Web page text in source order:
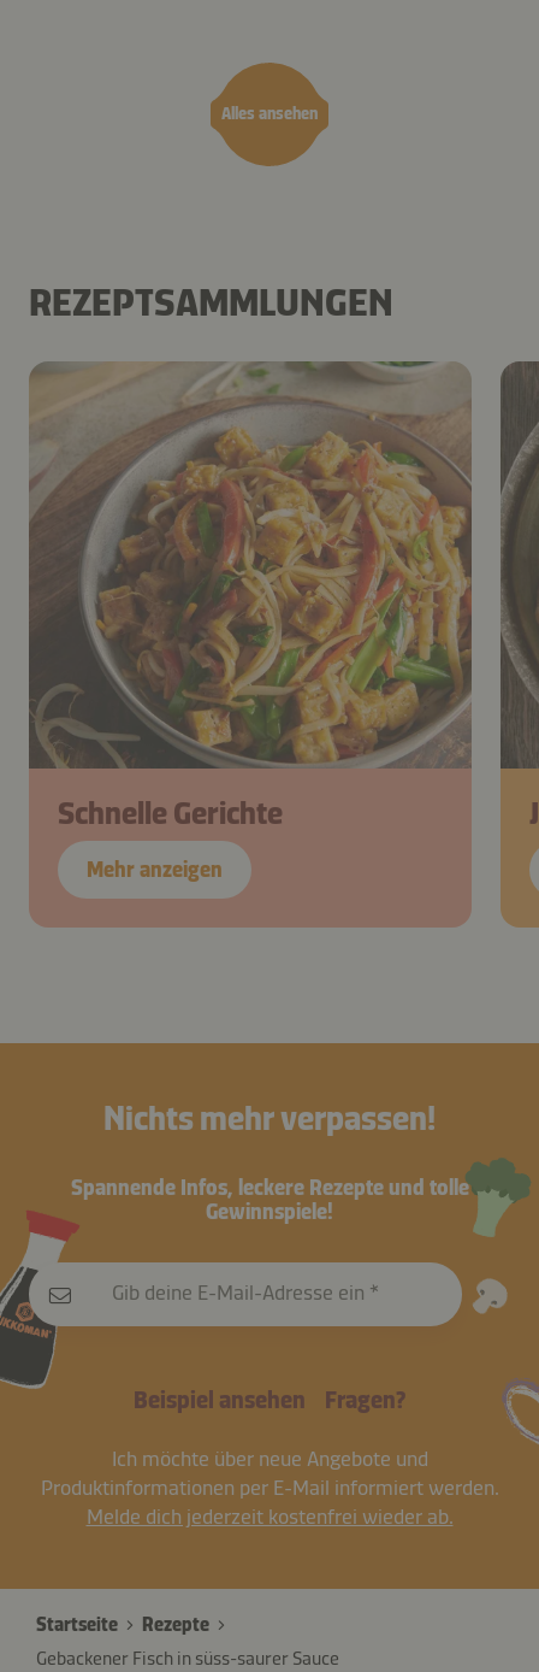
Alles ansehen
REZEPTSAMMLUNGEN
Schnelle Gerichte
Mehr anzeigen
Nichts mehr verpassen!
Spannende Infos, leckere Rezepte und tolle
Gewinnspiele!
Gib deine E-Mail-Adresse ein
Beispiel ansehen Fragen?
Ich möchte über neue Angebote und
Produktinformationen per E-Mail informiert werden.
Melde dich jederzeit kostenfrei wieder ab.
Startseite
Rezepte
Gebackener Fisch in süss-saurer Sauce